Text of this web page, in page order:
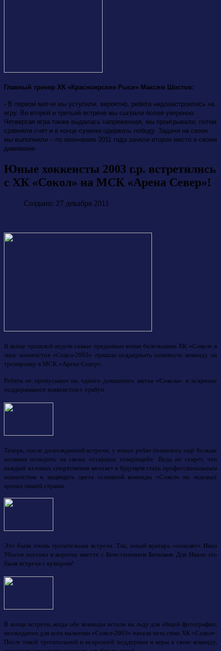
Главный тренер ХК «Красноярские Рыси» Максим Шостов:
- В первом матче мы уступили, вероятно, ребята недонастроились на
игру. Во второй и третьей встрече мы сыграли более уверенно.
Четвертая игра также выдалась напряженная, мы проигрывали, потом
сравняли счет и в конце сумели одержать победу. Задачи на сезон
мы выполнили – по окончанию 2011 года заняли второе место в своем
дивизионе.
Юные хоккеисты 2003 г.р. встретились
с ХК «Сокол» на МСК «Арена Север»!
Создано: 27 декабря 2011
В конце прошлой неделе самые преданные юные болельщики ХК «Сокол» в
лице хоккеистов «Сокол-2003» пришли поддержать основную команду на
тренировку в МСК «Арена Север».
Ребята не пропускают ни одного домашнего матча «Сокола» и искренне
поддерживают хоккеистов с трибун.
Теперь, после долгожданной встречи, у юных ребят появилось ещё больше
желания походить на своих «старших товарищей». Ведь не секрет, что
каждый из юных спортсменов мечтает в будущем стать профессиональным
хоккеистом и защищать цвета основной команды «Сокол» на ледовых
аренах нашей страны.
Это была очень трогательная встреча. Так, юный вратарь «соколят» Иван
Убогов постоял в воротах вместе с Константином Бизюком. Для Ивана это
была встреча с кумиром!
В конце встречи, когда обе команды встали на льду для общей фотографии,
неожиданно для всех мальчики «Сокол-2003» начали петь гимн ХК «Сокол».
После такой трогательной и искренней поддержки и веры в свою команду,